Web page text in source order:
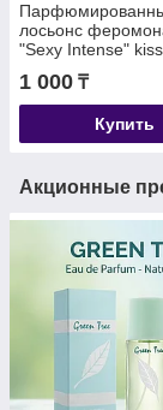
лосьонс
"Sexy Intense"
мл (по мотивам
Sparkle (Escada)
1 000 ₸
Купить
Акционные